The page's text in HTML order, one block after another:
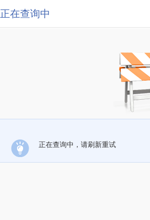
正在查询中
正在查询中，请刷新重试